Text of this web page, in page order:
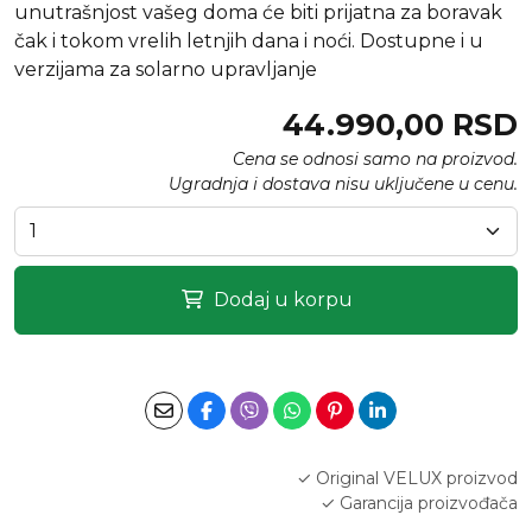
unutrašnjost vašeg doma će biti prijatna za boravak
čak i tokom vrelih letnjih dana i noći. Dostupne i u
verzijama za solarno upravljanje
44.990,00 RSD
Cena se odnosi samo na proizvod.
Ugradnja i dostava nisu uključene u cenu.
Dodaj u korpu
✓ Original VELUX proizvod
✓ Garancija proizvođača